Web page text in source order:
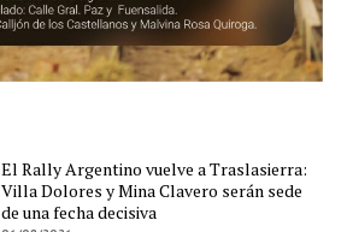
El Rally Argentino vuelve a Traslasierra:
Villa Dolores y Mina Clavero serán sede
de una fecha decisiva